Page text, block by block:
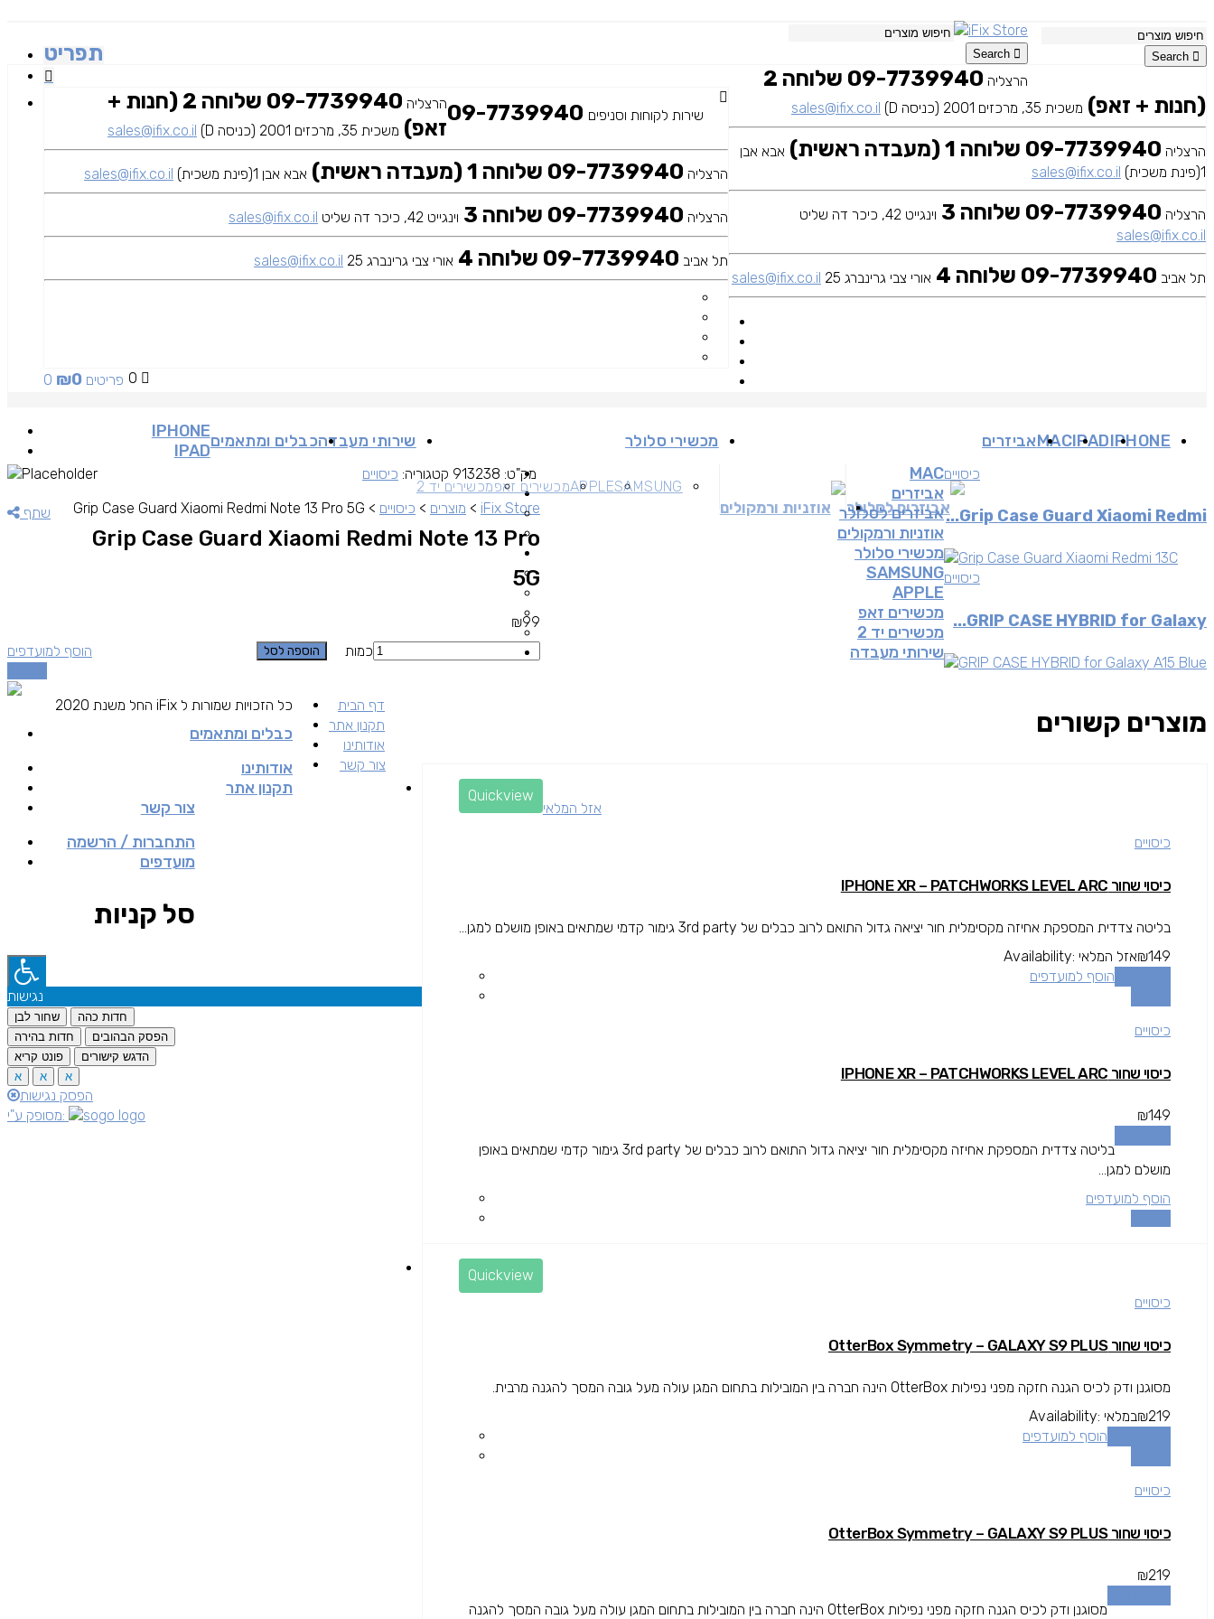
Search תפריט
שירות לקוחות וסניפים
הרצליה
09-7739940 שלוחה 2 (חנות +
זאפ) משכית 35, מרכזים 2001 (כניסה D) sales@ifix.co.il
הרצליה 09-7739940 שלוחה 1 (מעבדה ראשית) אבא אבן 1(פינת משכית) sales@ifix.co.il
הרצליה 09-7739940 שלוחה 3 וינגייט 42, כיכר דה שליט sales@ifix.co.il
תל אביב 09-7739940 שלוחה 4 אורי צבי גרינברג 25 sales@ifix.co.il
0 0 פריטים ₪0
IPHONE
IPAD
MACאביזרים
אביזרים לסלולר אוזניות ורמקולים
מכשירי סלולר
SAMSUNG
APPLEמכשירים זאפמכשירים יד 2
שירותי מעבדהכבלים ומתאמים
שתף iFix Store
> מוצרים > כיסויים >
Grip Case Guard Xiaomi Redmi Note 13 Pro 5G
Grip Case Guard Xiaomi Redmi Note 13 Pro
5G
₪99
כמות
הוספה לסל
הוסף למועדפים
מק"ט: 913238 קטגוריה: כיסויים כיסויים
Grip Case Guard Xiaomi Redmi...
כיסויים
GRIP CASE HYBRID for Galaxy...
מוצרים קשורים
Quickview
אזל המלאי
כיסויים
כיסוי שחור IPHONE XR – PATCHWORKS LEVEL ARC
בליטה צדדית המספקת אחיזה מקסימלית חור יציאה גדול התואם לרוב כבלים של 3rd party גימור קדמי שמתאים באופן מושלם למגן...
₪149
Availability: אזל המלאי
הוסף למועדפים
כיסויים
כיסוי שחור IPHONE XR – PATCHWORKS LEVEL ARC
₪149
בליטה צדדית המספקת אחיזה מקסימלית חור יציאה גדול התואם לרוב כבלים של 3rd party גימור קדמי שמתאים באופן
מושלם למגן...
הוסף למועדפים
Quickview
כיסויים
כיסוי שחור OtterBox Symmetry – GALAXY S9 PLUS
מסוגנן ודק לכיס הגנה חזקה מפני נפילות OtterBox הינה חברה בין המובילות בתחום המגן עולה מעל גובה המסך להגנה מרבית.
₪219
Availability: במלאי
הוסף למועדפים
כיסויים
כיסוי שחור OtterBox Symmetry – GALAXY S9 PLUS
₪219
מסוגנן ודק לכיס הגנה חזקה מפני נפילות OtterBox הינה חברה בין המובילות בתחום המגן עולה מעל גובה המסך להגנה
דף הבית
תקנון אתר
אודותינו
צור קשר
כל הזכויות שמורות ל iFix החל משנת 2020
Search
הרצליה
09-7739940 שלוחה 2
(חנות + זאפ) משכית 35, מרכזים 2001 (כניסה D) sales@ifix.co.il
הרצליה 09-7739940 שלוחה 1 (מעבדה ראשית)
אבא אבן
1(פינת משכית)
sales@ifix.co.il
הרצליה 09-7739940 שלוחה 3
וינגייט 42, כיכר דה שליט
sales@ifix.co.il
תל אביב 09-7739940 שלוחה 4 אורי צבי גרינברג 25 sales@ifix.co.il
IPHONE
IPAD
MAC
אביזרים
אביזרים לסלולר
אוזניות ורמקולים
מכשירי סלולר
SAMSUNG
APPLE
מכשירים זאפ
מכשירים יד 2
שירותי מעבדה
כבלים ומתאמים
אודותינו
תקנון אתר
צור קשר
התחברות / הרשמה
מועדפים
סל קניות
נגישות
שחור לבן
חדות כהה
חדות בהירה
הפסק הבהובים
פונט קריא
הדגש קישורים
א
א א
הפסק נגישות
מסופק ע"י: